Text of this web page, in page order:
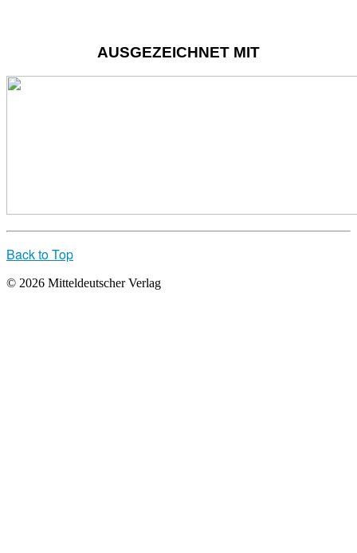
AUSGEZEICHNET MIT
Back to Top
© 2026 Mitteldeutscher Verlag